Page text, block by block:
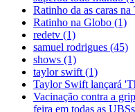
Ratinho da as caras
Ratinho na Globo (1)
redetv (1)
samuel rodrigues (45)
shows (1)
taylor swift (1)
Taylor Swift lançará
Vacinação contra a
feira em todas as UBSs